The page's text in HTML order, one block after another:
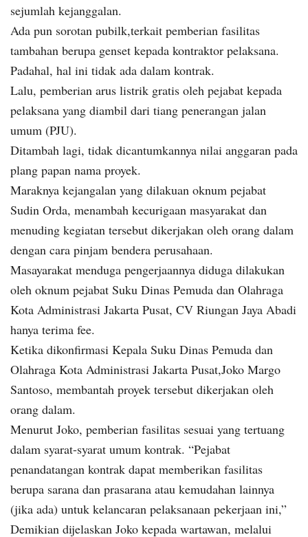
sejumlah kejanggalan.
Ada pun sorotan pubilk,terkait pemberian fasilitas
tambahan berupa genset kepada kontraktor pelaksana.
Padahal, hal ini tidak ada dalam kontrak.
Lalu, pemberian arus listrik gratis oleh pejabat kepada
pelaksana yang diambil dari tiang penerangan jalan
umum (PJU).
Ditambah lagi, tidak dicantumkannya nilai anggaran pada
plang papan nama proyek.
Maraknya kejangalan yang dilakuan oknum pejabat
Sudin Orda, menambah kecurigaan masyarakat dan
menuding kegiatan tersebut dikerjakan oleh orang dalam
dengan cara pinjam bendera perusahaan.
Masayarakat menduga pengerjaannya diduga dilakukan
oleh oknum pejabat Suku Dinas Pemuda dan Olahraga
Kota Administrasi Jakarta Pusat, CV Riungan Jaya Abadi
hanya terima fee.
Ketika dikonfirmasi Kepala Suku Dinas Pemuda dan
Olahraga Kota Administrasi Jakarta Pusat,Joko Margo
Santoso, membantah proyek tersebut dikerjakan oleh
orang dalam.
Menurut Joko, pemberian fasilitas sesuai yang tertuang
dalam syarat-syarat umum kontrak. “Pejabat
penandatangan kontrak dapat memberikan fasilitas
berupa sarana dan prasarana atau kemudahan lainnya
(jika ada) untuk kelancaran pelaksanaan pekerjaan ini,”
Demikian dijelaskan Joko kepada wartawan, melalui